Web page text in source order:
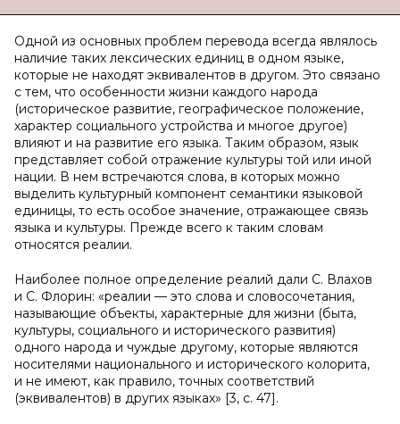
Одной из основных проблем перевода всегда являлось
наличие таких лексических единиц в одном языке,
которые не находят эквивалентов в другом. Это связано
с тем, что особенности жизни каждого народа
(историческое развитие, географическое положение,
характер социального устройства и многое другое)
влияют и на развитие его языка. Таким образом, язык
представляет собой отражение культуры той или иной
нации. В нем встречаются слова, в которых можно
выделить культурный компонент семантики языковой
единицы, то есть особое значение, отражающее связь
языка и культуры. Прежде всего к таким словам
относятся реалии.
Наиболее полное определение реалий дали С. Влахов
и С. Флорин: «реалии — это слова и словосочетания,
называющие объекты, характерные для жизни (быта,
культуры, социального и исторического развития)
одного народа и чуждые другому, которые являются
носителями национального и исторического колорита,
и не имеют, как правило, точных соответствий
(эквивалентов) в других языках» [3, c. 47].